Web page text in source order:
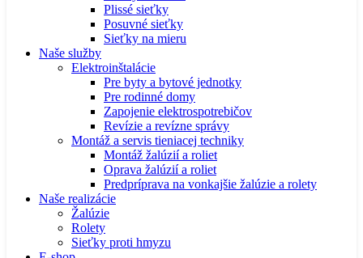
Plissé sieťky
Posuvné sieťky
Sieťky na mieru
Naše služby
Elektroinštalácie
Pre byty a bytové jednotky
Pre rodinné domy
Zapojenie elektrospotrebičov
Revízie a revízne správy
Montáž a servis tieniacej techniky
Montáž žalúzií a roliet
Oprava žalúzií a roliet
Predpríprava na vonkajšie žalúzie a rolety
Naše realizácie
Žalúzie
Rolety
Sieťky proti hmyzu